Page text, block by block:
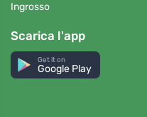
Ingrosso
Scarica l'app
Get it on
Google Play